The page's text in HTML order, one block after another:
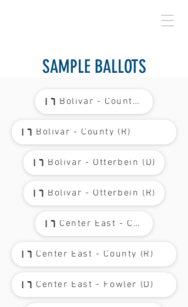
SAMPLE BALLOTS
Oak Grove North - Oxford (D)
Oak Grove North - Oxford (R)
Oak Grove South - County (D)
Oak Grove South - County (R)
Oak Grove South - Oxford (D)
Bolivar - County (D)
Bolivar - County (R)
Bolivar - Otterbein (D)
Bolivar - Otterbein (R)
Center East - County (D)
Center East - County (R)
Center East - Fowler (D)